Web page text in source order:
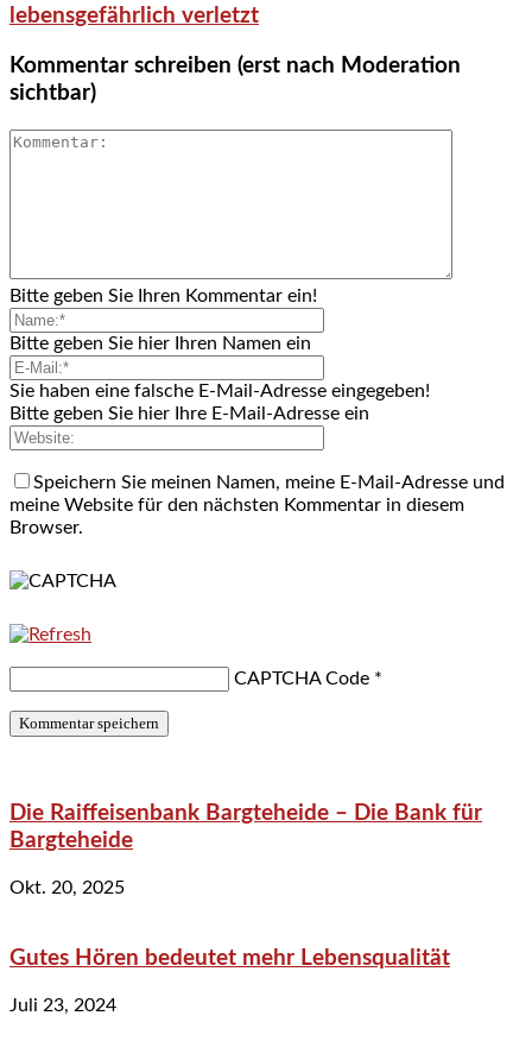
lebensgefährlich verletzt
Kommentar schreiben (erst nach Moderation
sichtbar)
Bitte geben Sie Ihren Kommentar ein!
Bitte geben Sie hier Ihren Namen ein
Sie haben eine falsche E-Mail-Adresse eingegeben!
Bitte geben Sie hier Ihre E-Mail-Adresse ein
Speichern Sie meinen Namen, meine E-Mail-Adresse und
meine Website für den nächsten Kommentar in diesem
Browser.
CAPTCHA Code *
Die Raiffeisenbank Bargteheide – Die Bank für
Bargteheide
Okt. 20, 2025
Gutes Hören bedeutet mehr Lebensqualität
Juli 23, 2024